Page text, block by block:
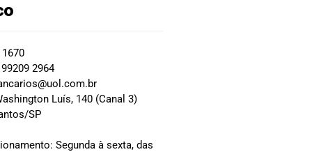
2964
Luís, 140 (Canal 3)
SP
Segunda à sexta, das